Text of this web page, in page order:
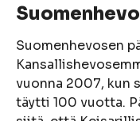
Suomenhevosen
vuonna 2007, kun
täytti 100 vuotta.